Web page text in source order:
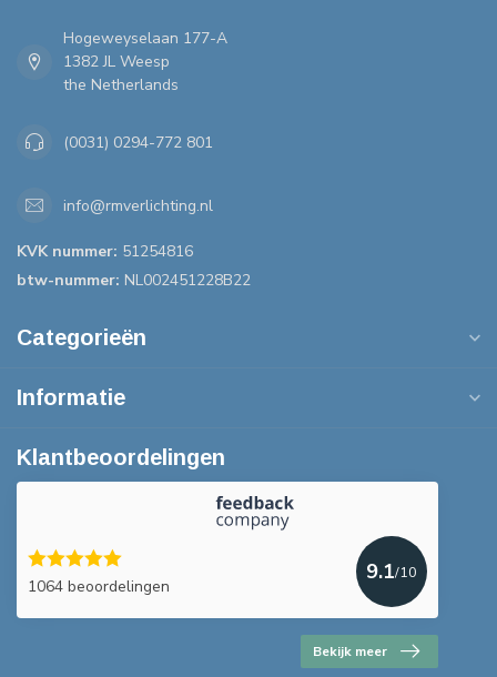
Hogeweyselaan 177-A
1382 JL Weesp
the Netherlands
(0031) 0294-772 801
info@rmverlichting.nl
KVK nummer: 51254816
btw-nummer: NL002451228B22
Categorieën
Informatie
Klantbeoordelingen
1064 beoordelingen
9.1/10
Bekijk meer